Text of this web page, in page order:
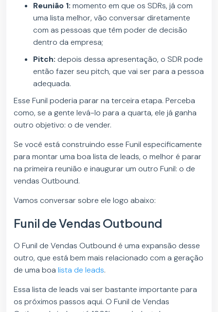
Reunião 1:momento em que os SDRs, já com
uma lista melhor, vão conversar diretamente
com as pessoas que têm poder de decisão
dentro da empresa;
Pitch:depois dessa apresentação, o SDR pode
então fazer seu pitch, que vai ser para a pessoa
adequada.
Esse Funil poderia parar na terceira etapa. Perceba
como, se a gente levá-lo para a quarta, ele já ganha
outro objetivo: o de vender.
Se você está construindo esse Funil especificamente
para montar uma boa lista de leads, o melhor é parar
na primeira reunião e inaugurar um outro Funil: o de
vendas Outbound.
Vamos conversar sobre ele logo abaixo:
Funil de Vendas Outbound
O Funil de Vendas Outbound é uma expansão desse
outro, que está bem mais relacionado com a geração
de uma boalista de leads.
Essa lista de leads vai ser bastante importante para
os próximos passos aqui. O Funil de Vendas